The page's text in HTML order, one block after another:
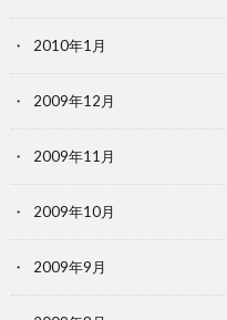
2010年1月
2009年12月
2009年11月
2009年10月
2009年9月